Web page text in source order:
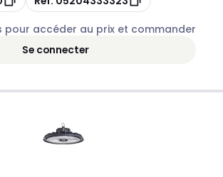
pour accéder au prix et commander
Se connecter